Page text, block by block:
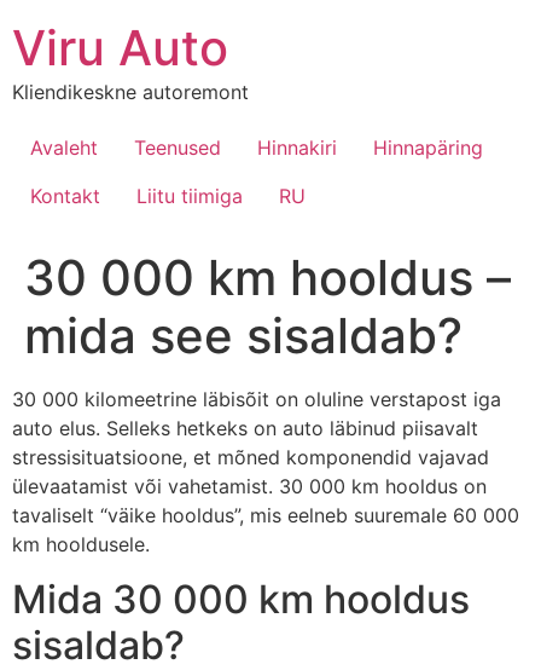
Viru Auto
Kliendikeskne autoremont
Avaleht Teenused Hinnakiri
Hinnapäring
Kontakt
Liitu tiimiga RU
30 000 km hooldus –
mida see sisaldab?
30 000 kilomeetrine läbisõit on oluline verstapost iga
auto elus. Selleks hetkeks on auto läbinud piisavalt
stressisituatsioone, et mõned komponendid vajavad
ülevaatamist või vahetamist. 30 000 km hooldus on
tavaliselt “väike hooldus”, mis eelneb suuremale 60 000
km hooldusele.
Mida 30 000 km hooldus
sisaldab?